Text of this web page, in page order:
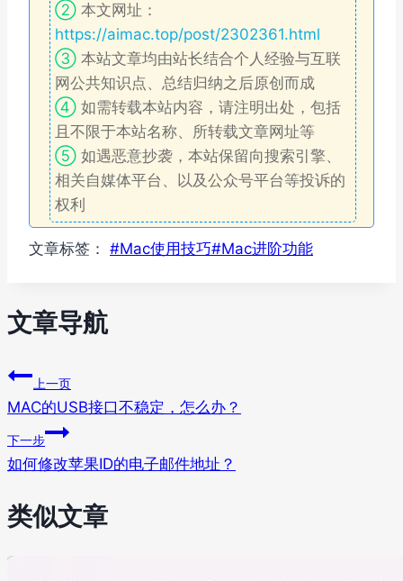
② 本文网址：
https://aimac.top/post/2302361.html
③ 本站文章均由站长结合个人经验与互联
网公共知识点、总结归纳之后原创而成
④ 如需转载本站内容，请注明出处，包括
且不限于本站名称、所转载文章网址等
⑤ 如遇恶意抄袭，本站保留向搜索引擎、
相关自媒体平台、以及公众号平台等投诉的
权利
文章标签： #Mac使用技巧#Mac进阶功能
文章导航
上一页
MAC的USB接口不稳定，怎么办？
下一步
如何修改苹果ID的电子邮件地址？
类似文章